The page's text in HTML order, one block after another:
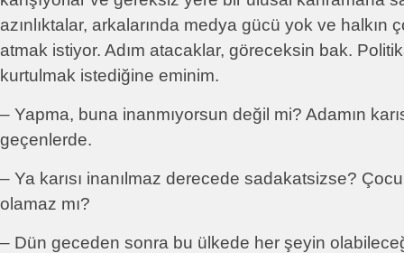
azınlıktalar, arkalarında medya gücü yok ve halkın
atmak istiyor. Adım atacaklar, göreceksin bak.
kurtulmak istediğine eminim.
– Yapma, buna inanmıyorsun değil mi? Adamın
geçenlerde.
– Ya karısı inanılmaz derecede sadakatsizse?
olamaz mı?
– Dün geceden sonra bu ülkede her şeyin